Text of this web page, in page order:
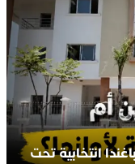
انتخابية تحت